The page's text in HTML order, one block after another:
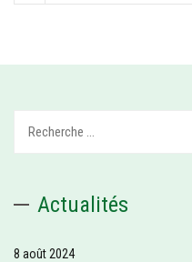
Actualités
8 août 2024